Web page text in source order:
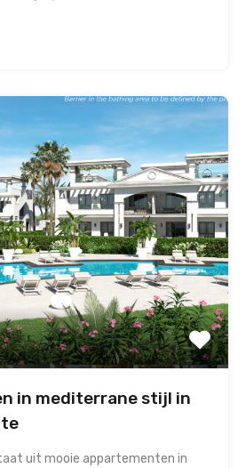
in mediterrane stijl in
uit mooie appartementen in